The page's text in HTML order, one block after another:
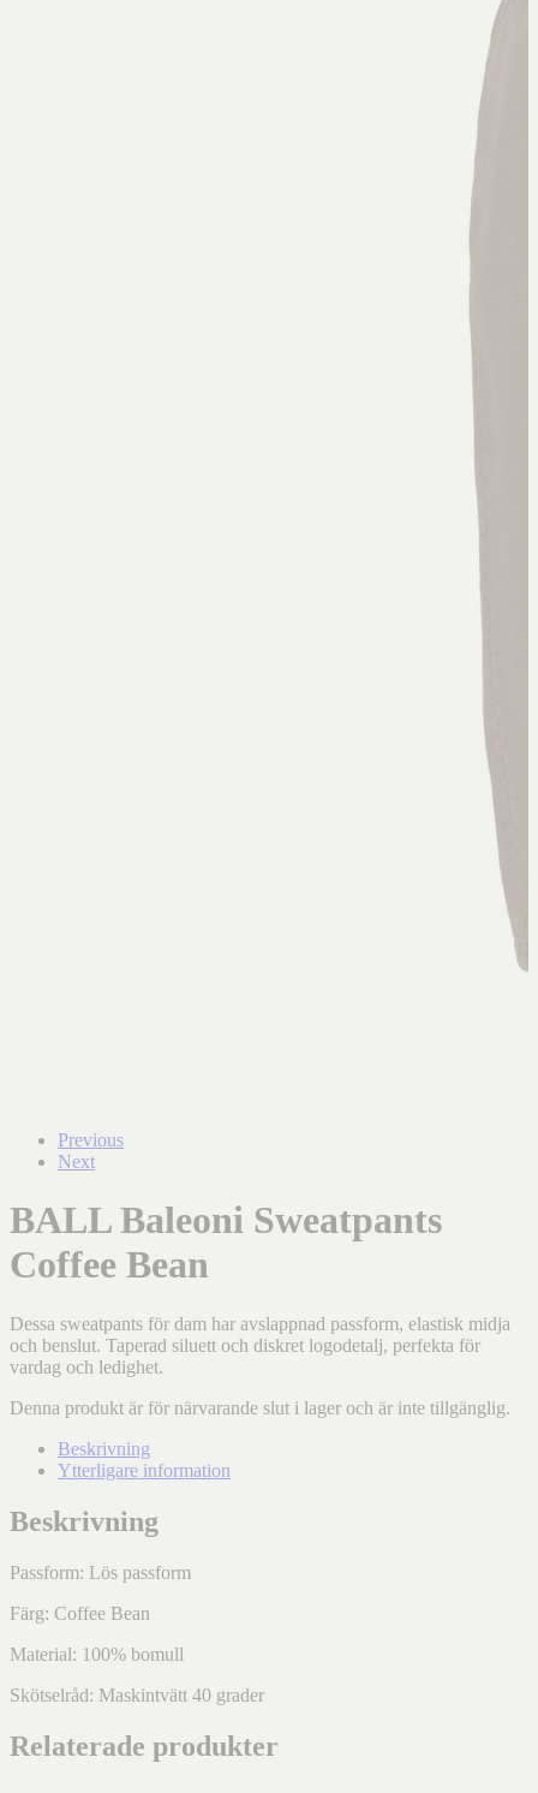
Previous
Next
BALL Baleoni Sweatpants
Coffee Bean
Dessa sweatpants för dam har avslappnad passform, elastisk midja
och benslut. Taperad siluett och diskret logodetalj, perfekta för
vardag och ledighet.
Denna produkt är för närvarande slut i lager och är inte tillgänglig.
Beskrivning
Ytterligare information
Beskrivning
Passform: Lös passform
Färg: Coffee Bean
Material: 100% bomull
Skötselråd: Maskintvätt 40 grader
Relaterade produkter